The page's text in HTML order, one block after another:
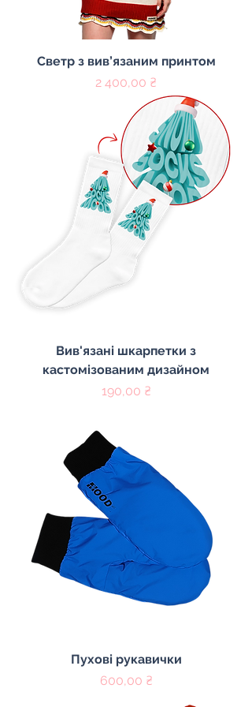
Cветр з вив’язаним принтом
Цена
2 400,00 ₴
Вив'язані шкарпетки з
кастомізованим дизайном
Цена
190,00 ₴
Пухові рукавички
Цена
600,00 ₴